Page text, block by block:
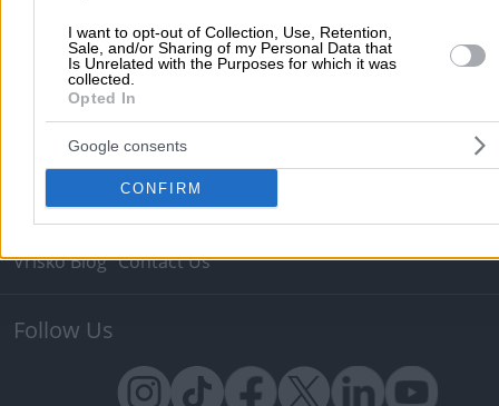
I want to opt-out of Collection, Use, Retention,
Sale, and/or Sharing of my Personal Data that
Is Unrelated with the Purposes for which it was
collected.
Opted In
Google consents
CONFIRM
Advertise Solutions
Advertise with Us Add a Free Listing
About vrisko.gr
Vrisko.gr (About Us) Terms & Conditions Privacy Policy
Vrisko Blog Contact Us
Follow Us